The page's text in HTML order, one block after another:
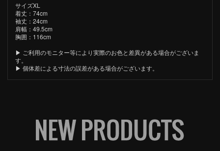
サイズXL
着丈：74cm
袖丈：24cm
肩幅：49.5cm
胸囲：116cm
▶︎ ご利用のモニター等により実際のお色と差異がある場合がございま
す。
▶︎ 個体差による寸法の誤差がある場合がございます。